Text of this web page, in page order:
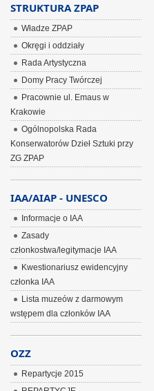
STRUKTURA ZPAP
Władze ZPAP
Okręgi i oddziały
Rada Artystyczna
Domy Pracy Twórczej
Pracownie ul. Emaus w
Krakowie
Ogólnopolska Rada
Konserwatorów Dzieł Sztuki przy
ZG ZPAP
IAA/AIAP - UNESCO
Informacje o IAA
Zasady
członkostwa/legitymacje IAA
Kwestionariusz ewidencyjny
członka IAA
Lista muzeów z darmowym
wstępem dla członków IAA
OZZ
Repartycje 2015